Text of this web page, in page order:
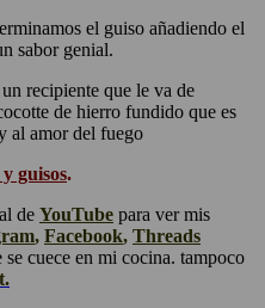
el guiso añadiendo el
sabor genial.
recipiente que le va de
de hierro fundido que es
al amor del fuego
y guisos.
de YouTube para ver mis
, Facebook, Threads
cuece en mi cocina. tampoco